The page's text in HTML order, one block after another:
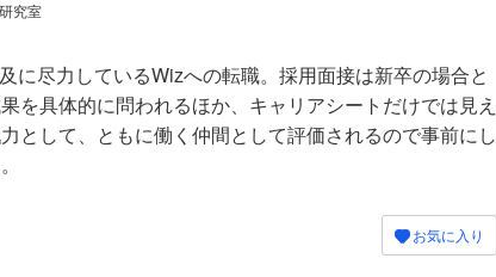
究室
に尽力しているWizへの転職。採用面接は新卒の場合と
を具体的に問われるほか、キャリアシートだけでは見え
として、ともに働く仲間として評価されるので事前にし
お気に入り